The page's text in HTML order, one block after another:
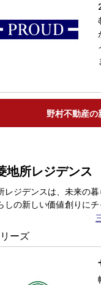
野村不動産の
地所レジデンス
レジデンスは、未来の
しの新しい価値創りにチ
ーズ